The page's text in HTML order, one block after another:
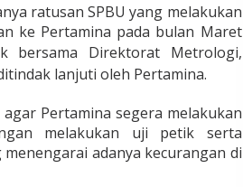
ratusan SPBU yang melakukan
ke Pertamina pada bulan Maret
bersama Direktorat Metrologi,
lanjuti oleh Pertamina.
Pertamina segera melakukan
melakukan uji petik serta
adanya kecurangan di